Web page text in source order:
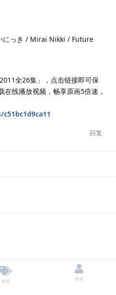
にっき / Mirai Nikki / Future
全26集」，点击链接即可保
在线播放视频，畅享原画5倍速，
回复
标签 登录